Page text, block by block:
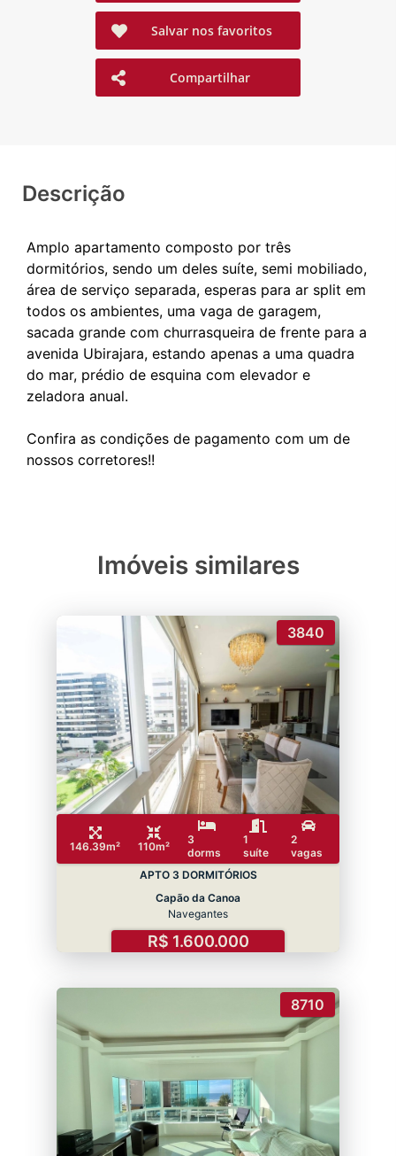
Salvar nos favoritos
Compartilhar
Descrição
Amplo apartamento composto por três
dormitórios, sendo um deles suíte, semi mobiliado,
área de serviço separada, esperas para ar split em
todos os ambientes, uma vaga de garagem,
sacada grande com churrasqueira de frente para a
avenida Ubirajara, estando apenas a uma quadra
do mar, prédio de esquina com elevador e
zeladora anual.
Confira as condições de pagamento com um de
Imóveis similares
3840
146.39m² 110m²
3
dorms
1
suíte
2
vagas
APTO 3 DORMITÓRIOS
Capão da Canoa
Navegantes
R$ 1.600.000
8710